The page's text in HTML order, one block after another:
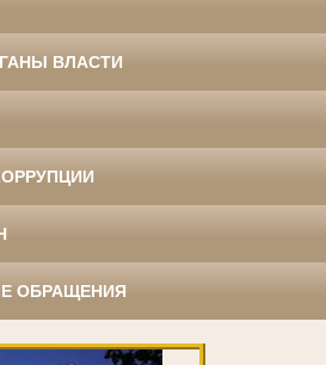
ВЛАСТИ
ОБРАЩЕНИЯ